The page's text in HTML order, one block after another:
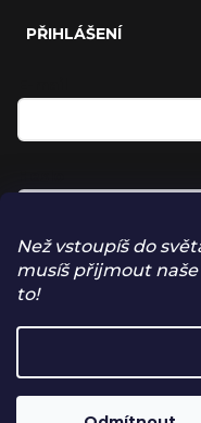
Než vstoupíš do
musíš přijmout naše
to!
PŘIHLÁŠENÍ
Přihlásit se
ZAPOMENUTÉ